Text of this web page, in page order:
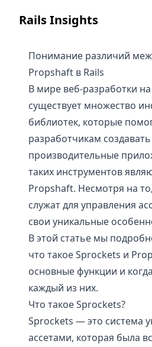
Rails Insights
Понимание различий
Propshaft в Rails
В мире веб-разработки
существует множество
библиотек, которые
разработчикам
производительные
таких инструментов
Propshaft. Несмотря на
служат для управления
свои уникальные
В этой статье мы
что такое Sprockets и
основные функции и
каждый из них.
Что такое Sprockets?
Sprockets — это система
ассетами, которая была